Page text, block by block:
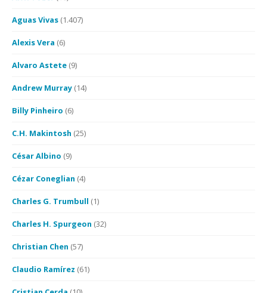
Aguas Vivas (1.407)
Alexis Vera (6)
Alvaro Astete (9)
Andrew Murray (14)
Billy Pinheiro (6)
C.H. Makintosh (25)
César Albino (9)
Cézar Coneglian (4)
Charles G. Trumbull (1)
Charles H. Spurgeon (32)
Christian Chen (57)
Claudio Ramírez (61)